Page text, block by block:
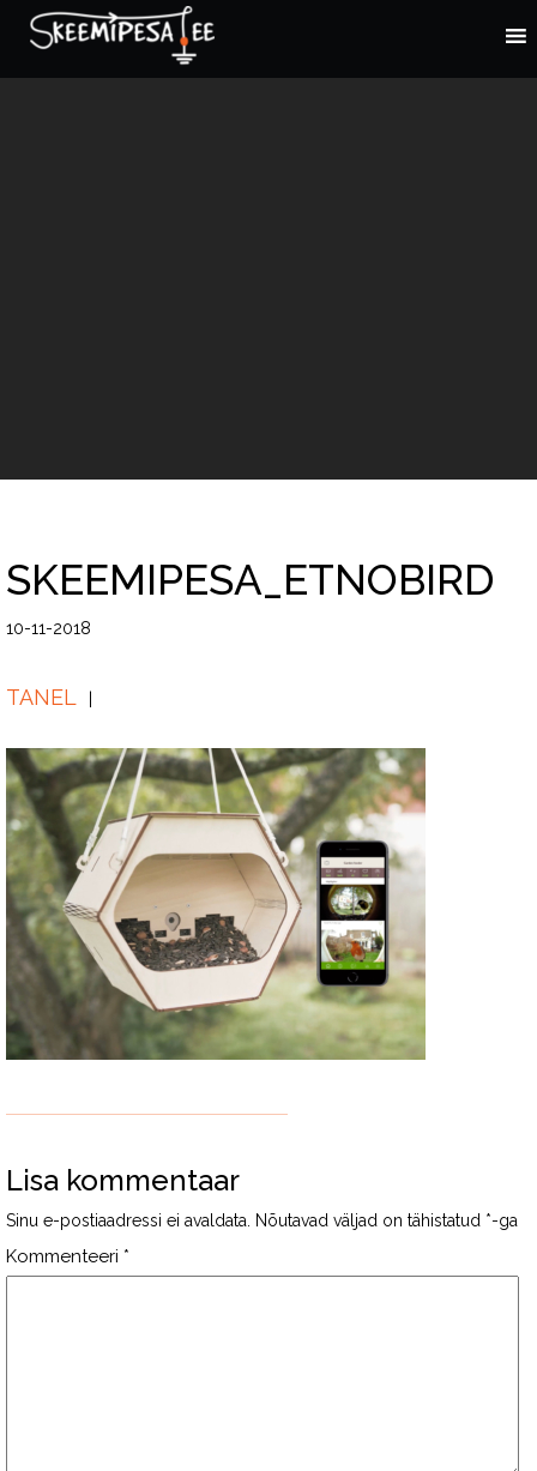
SKEEMIPESA_ETNOBIRD
10-11-2018
TANEL
Lisa kommentaar
Sinu e-postiaadressi ei avaldata. Nõutavad väljad on tähistatud *-ga
Kommenteeri *